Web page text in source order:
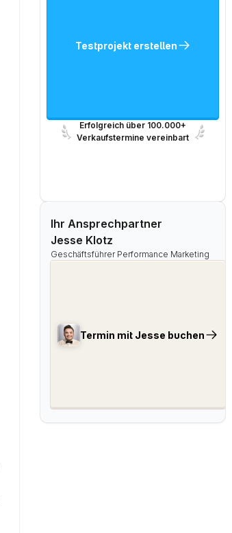
Testprojekt erstellen
Erfolgreich über 100.000+
Verkaufstermine vereinbart
Ihr Ansprechpartner
Jesse Klotz
Geschäftsführer Performance Marketing
Termin mit Jesse buchen